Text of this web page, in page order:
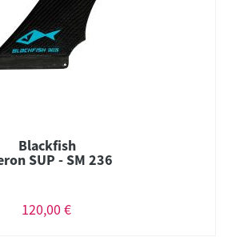
Blackfish
SUP - SM 236
120,00 €